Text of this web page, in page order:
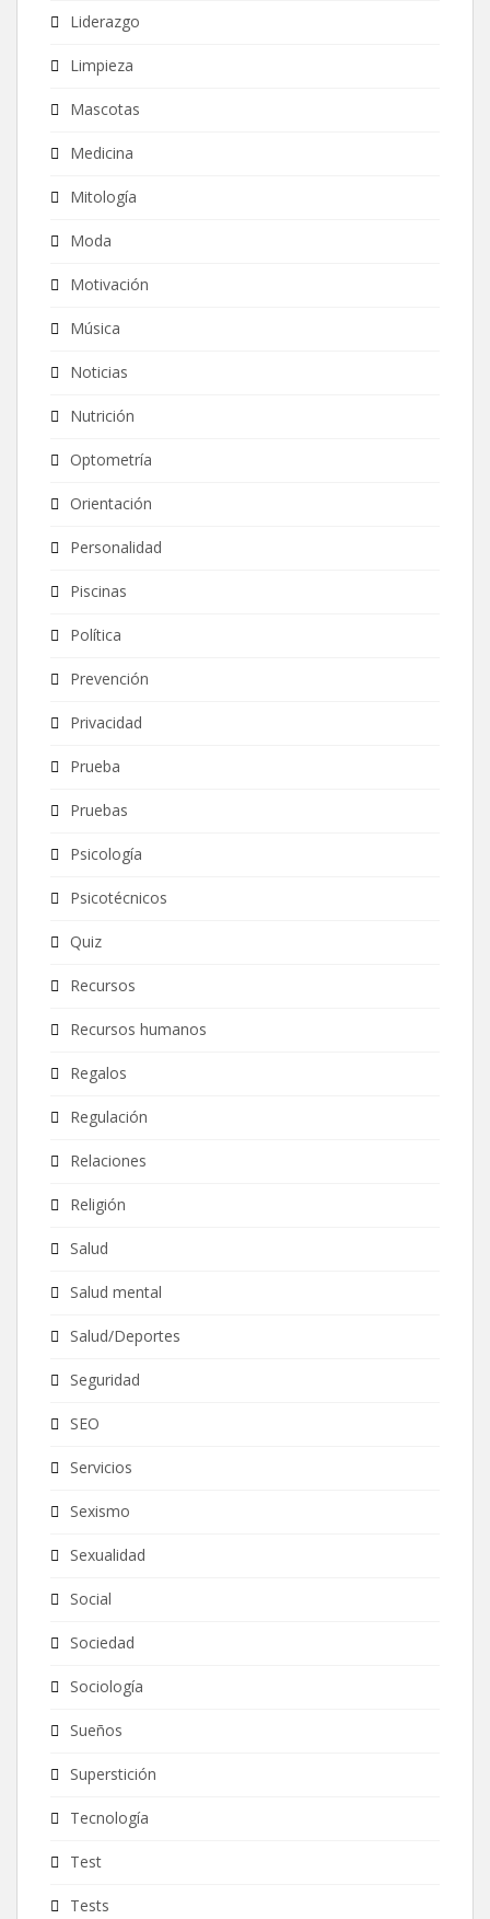
Liderazgo
Limpieza
Mascotas
Medicina
Mitología
Moda
Motivación
Música
Noticias
Nutrición
Optometría
Orientación
Personalidad
Piscinas
Política
Prevención
Privacidad
Prueba
Pruebas
Psicología
Psicotécnicos
Quiz
Recursos
Recursos humanos
Regalos
Regulación
Relaciones
Religión
Salud
Salud mental
Salud/Deportes
Seguridad
SEO
Servicios
Sexismo
Sexualidad
Social
Sociedad
Sociología
Sueños
Superstición
Tecnología
Test
Tests